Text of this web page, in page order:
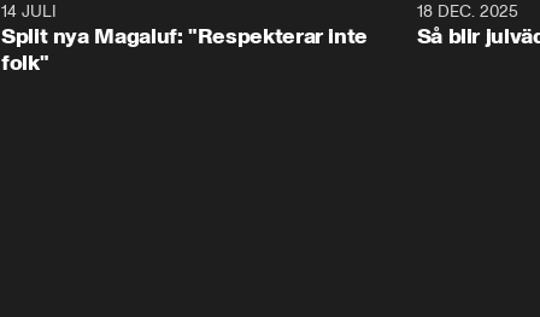
14 JULI
Split nya Magaluf: "Respekterar inte
folk"
18 DEC. 2025
Så blir